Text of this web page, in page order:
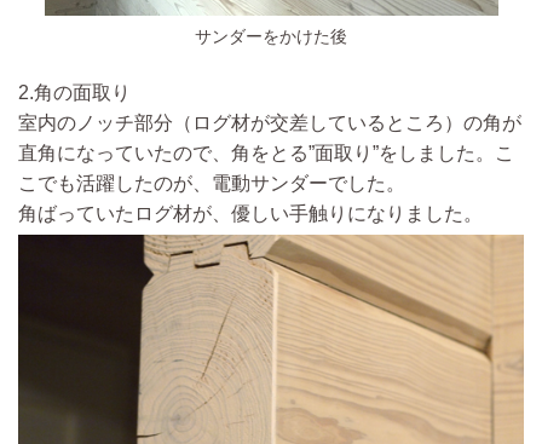
サンダーをかけた後
2.角の面取り
室内のノッチ部分 （ログ材が交差しているところ） の角が
直角になっていたので、角をとる”面取り”をしました。
こ
こでも活躍したのが、電動サンダーでした。
角ばっていたログ材が、優しい手触りになりました。